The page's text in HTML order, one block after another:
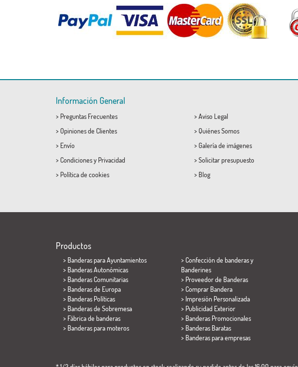
Información General
> Preguntas Frecuentes
> Opiniones de Clientes
> Envío
> Condicionesy Privacidad
> Política de cookies
> Aviso Legal
> Quiénes Somos
> Galería de imágenes
> Solicitar presupuesto
> Blog
Productos
> Banderas para Ayuntamientos
> Banderas Autonómicas
> Banderas Comunitarias
> Banderas de Europa
> Banderas Políticas
> Banderas de Sobremesa
> Fábrica de banderas
> Banderas para moteros
> Confección de banderas y
Banderines
> Proveedor de Banderas
> Comprar Bandera
> Impresión Personalizada
> Publicidad Exterior
> Banderas Promocionales
> Banderas Baratas
> Banderas para empresas